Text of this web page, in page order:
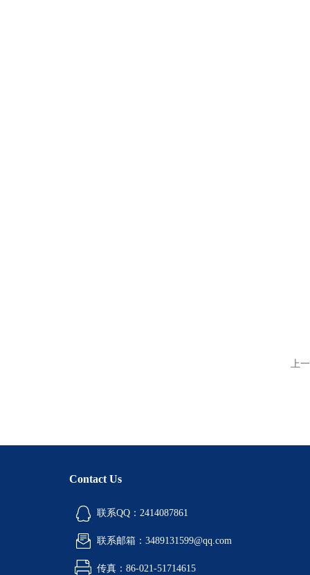
上
Contact Us
联系QQ：2414087861
联系邮箱：3489131599@qq.com
传真：86-021-51714615